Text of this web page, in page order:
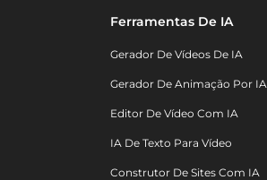
Ferramentas De IA
Gerador De Vídeos De IA
Gerador De Animação Por IA
Editor De Vídeo Com IA
IA De Texto Para Vídeo
Construtor De Sites Com IA